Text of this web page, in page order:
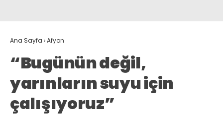
Ana Sayfa ›Afyon
“Bugünün değil,
yarınların suyu için
çalışıyoruz”